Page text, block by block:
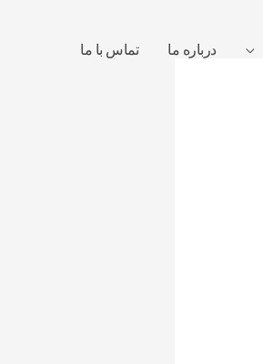
درباره ما تماس با ما